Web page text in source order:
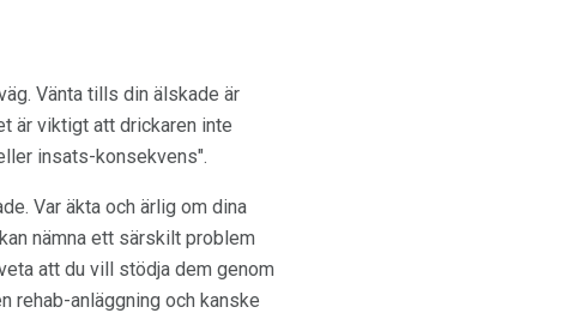
Vänta tills din älskade är
är viktigt att drickaren inte
insats-konsekvens".
Var äkta och ärlig om dina
nämna ett särskilt problem
att du vill stödja dem genom
rehab-anläggning och kanske